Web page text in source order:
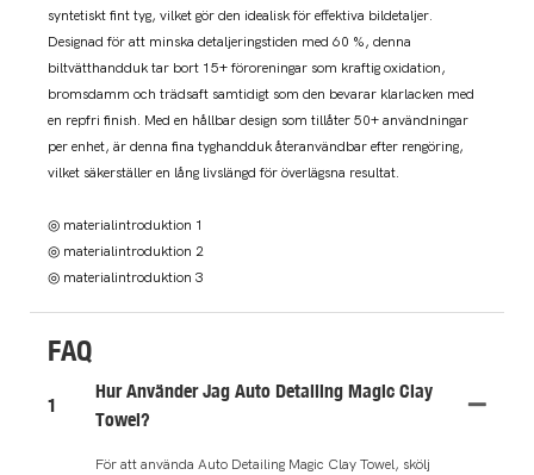
syntetiskt fint tyg, vilket gör den idealisk för effektiva bildetaljer.
Designad för att minska detaljeringstiden med 60 %, denna
biltvätthandduk tar bort 15+ föroreningar som kraftig oxidation,
bromsdamm och trädsaft samtidigt som den bevarar klarlacken med
en repfri finish. Med en hållbar design som tillåter 50+ användningar
per enhet, är denna fina tyghandduk återanvändbar efter rengöring,
vilket säkerställer en lång livslängd för överlägsna resultat.
◎ materialintroduktion 1
◎ materialintroduktion 2
◎ materialintroduktion 3
FAQ
1
Hur Använder Jag Auto Detailing Magic Clay
Towel?
För att använda Auto Detailing Magic Clay Towel, skölj